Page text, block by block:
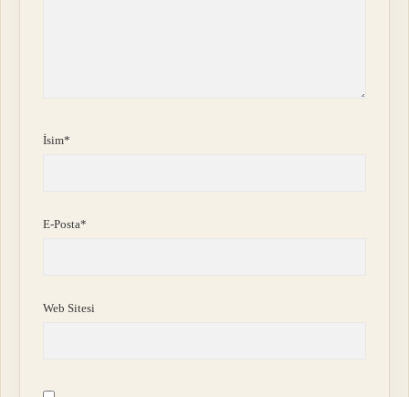
İsim*
E-Posta*
Web Sitesi